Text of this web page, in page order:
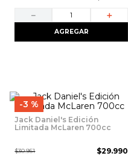
＋
－
AGREGAR
3 %
Jack Daniel's Edición
Limitada McLaren 700cc
$30.951 $29.990